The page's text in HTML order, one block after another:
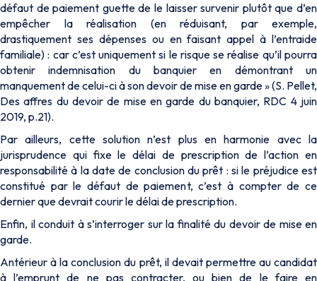
défaut de paiement guette de le laisser survenir plutôt que d’en
empêcher la réalisation (en réduisant, par exemple,
drastiquement ses dépenses ou en faisant appel à l’entraide
familiale) : car c’est uniquement si le risque se réalise qu’il pourra
obtenir indemnisation du banquier en démontrant un
manquement de celui-ci à son devoir de mise en garde» (S. Pellet,
Des affres du devoir de mise en garde du banquier, RDC 4 juin
2019, p.21).
Par ailleurs, cette solution n’est plus en harmonie avec la
jurisprudence qui fixe le délai de prescription de l’action en
responsabilité à la date de conclusion du prêt : si le préjudice est
constitué par le défaut de paiement, c’est à compter de ce
dernier que devrait courir le délai de prescription.
Enfin, il conduit à s’interroger sur la finalité du devoir de mise en
garde.
Antérieur à la conclusion du prêt, il devait permettre au candidat
à l’emprunt de ne pas contracter, ou bien de le faire en